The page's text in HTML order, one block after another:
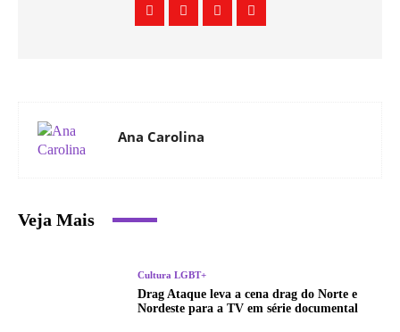
Ana Carolina
Veja Mais
Cultura LGBT+
Drag Ataque leva a cena drag do Norte e
Nordeste para a TV em série documental